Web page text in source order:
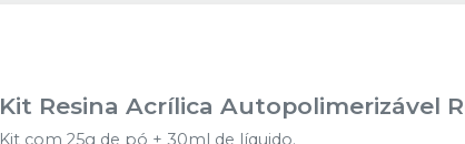
Kit Resina Acrílica Autopolimerizável
Kit com 25g de pó + 30ml de líquido.